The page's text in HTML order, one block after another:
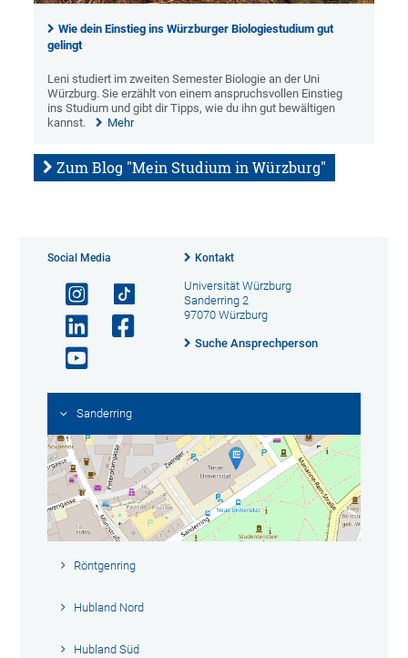
Wie dein Einstieg ins Würzburger Biologiestudium gut
gelingt
Leni studiert im zweiten Semester Biologie an der Uni
Würzburg. Sie erzählt von einem anspruchsvollen Einstieg
ins Studium und gibt dir Tipps, wie du ihn gut bewältigen
kannst.
Mehr
Zum Blog "Mein Studium in Würzburg"
Social Media Kontakt
Universität Würzburg
Sanderring 2
97070 Würzburg
Suche Ansprechperson
Sanderring
Röntgenring
Hubland Nord
Hubland Süd